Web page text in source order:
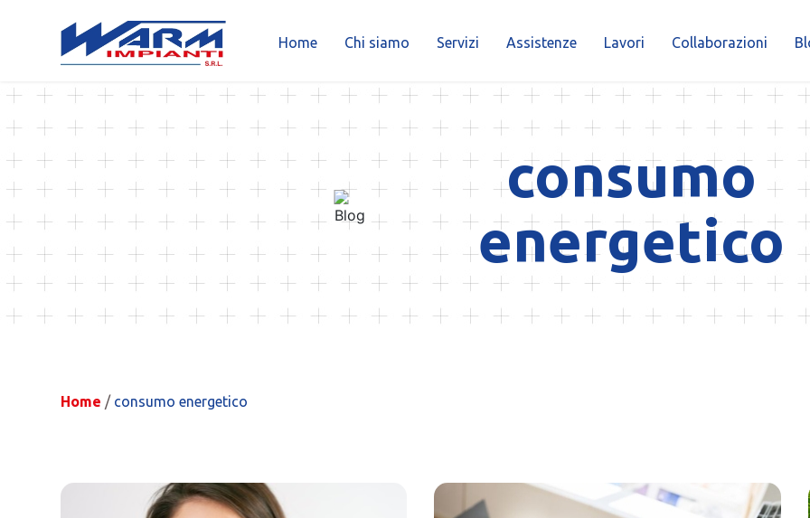
Skip
content
Home Chi siamo Servizi Assistenze Lavori Collaborazioni
consumo
energetico
Home / consumo energetico